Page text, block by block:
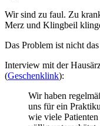
Wir sind zu faul. Zu
Merz und Klingbeil
Das Problem ist nicht
Interview mit der
(Geschenklink):
Wir haben
uns für ein
wie viele